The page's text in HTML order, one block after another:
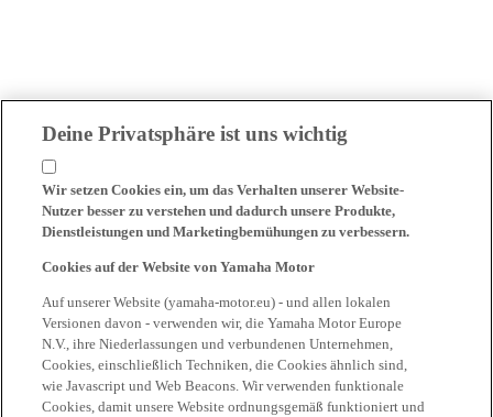
Deine Privatsphäre ist uns wichtig
Wir setzen Cookies ein, um das Verhalten unserer Website-
Nutzer besser zu verstehen und dadurch unsere Produkte,
Dienstleistungen und Marketingbemühungen zu verbessern.
Cookies auf der Website von Yamaha Motor
Auf unserer Website (yamaha-motor.eu) - und allen lokalen
Versionen davon - verwenden wir, die Yamaha Motor Europe
N.V., ihre Niederlassungen und verbundenen Unternehmen,
Cookies, einschließlich Techniken, die Cookies ähnlich sind,
wie Javascript und Web Beacons. Wir verwenden funktionale
Cookies, damit unsere Website ordnungsgemäß funktioniert und